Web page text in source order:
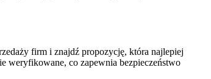
firm i znajdź propozycję, która najlepiej
weryfikowane, co zapewnia bezpieczeństwo